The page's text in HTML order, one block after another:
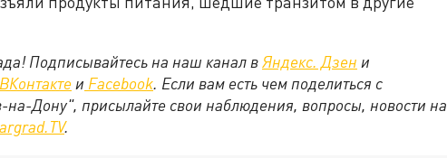
Подписывайтесь на наш канал вЯндекс. Дзен и
ВКонтакте и Facebook. Если вам есть чем поделиться с
на-Дону", присылайте свои наблюдения, вопросы, новости на
.